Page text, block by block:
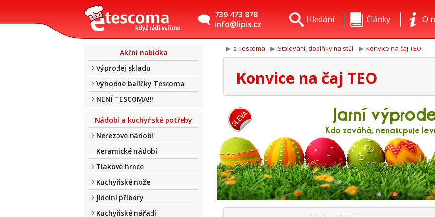
739 473 878
info@lipis.cz
O
Články
Hledání
Akční nabídka
Výprodej skladu
Výhodné balíčky Tescoma
NENÍ TESCOMA!!!
Nádobí a kuchyňské potřeby
Nerezové nádobí
Keramické nádobí
Tlakové hrnce
Kuchyňské nože
Jídelní příbory
Kuchyňské nářadí
e Tescoma Stolování, doplňky na stůl Konvice na čaj TEO
Konvice na čaj TEO